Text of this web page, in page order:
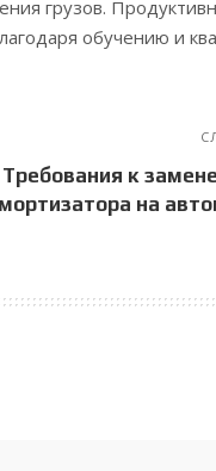
грузов.
обучению и
Требования к
на